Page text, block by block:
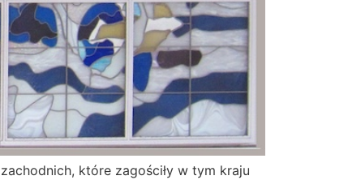
które zagościły w tym kraju